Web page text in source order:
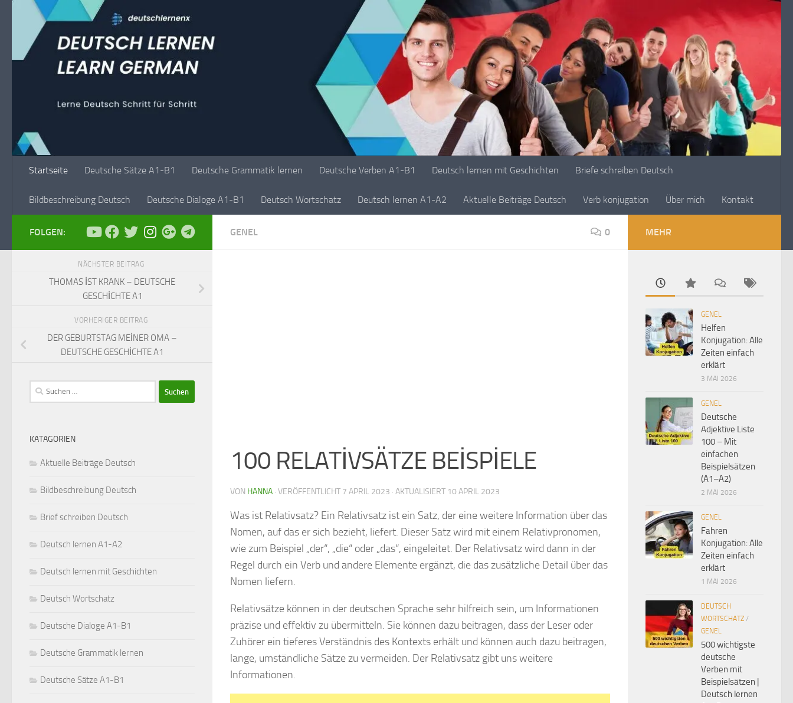
Unter dem Inhalt
Startseite Deutsche Sätze A1-B1 Deutsche Grammatik lernen Deutsche Verben A1-B1 Deutsch lernen mit Geschichten Briefe schreiben Deutsch
Bildbeschreibung Deutsch Deutsche Dialoge A1-B1 Deutsch Wortschatz Deutsch lernen A1-A2 Aktuelle Beiträge Deutsch Verb konjugation Über mich Kontakt
GENEL 0
100 RELATİVSÄTZE BEİSPİELE
VON HANNA · VERÖFFENTLICHT 7 APRIL 2023 · AKTUALISIERT 10 APRIL 2023
Was ist Relativsatz? Ein Relativsatz ist ein Satz, der eine weitere Information über das
Nomen, auf das er sich bezieht, liefert. Dieser Satz wird mit einem Relativpronomen,
wie zum Beispiel „der“, „die“ oder „das“, eingeleitet. Der Relativsatz wird dann in der
Regel durch ein Verb und andere Elemente ergänzt, die das zusätzliche Detail über das
Nomen liefern.
Relativsätze können in der deutschen Sprache sehr hilfreich sein, um Informationen
präzise und effektiv zu übermitteln. Sie können dazu beitragen, dass der Leser oder
Zuhörer ein tieferes Verständnis des Kontexts erhält und können auch dazu beitragen,
lange, umständliche Sätze zu vermeiden. Der Relativsatz gibt uns weitere
Informationen.
FOLGEN:
NÄCHSTER BEITRAG
THOMAS İST KRANK – DEUTSCHE
GESCHİCHTE A1
VORHERIGER BEITRAG
DER GEBURTSTAG MEİNER OMA –
DEUTSCHE GESCHİCHTE A1
Suchen
nach:
KATAGORIEN
Aktuelle Beiträge Deutsch
Bildbeschreibung Deutsch
Brief schreiben Deutsch
Deutsch lernen A1-A2
Deutsch lernen mit Geschichten
Deutsch Wortschatz
Deutsche Dialoge A1-B1
Deutsche Grammatik lernen
Deutsche Sätze A1-B1
MEHR
GENEL
Helfen
Konjugation: Alle
Zeiten einfach
erklärt
3 MAI 2026
GENEL
Deutsche
Adjektive Liste
100 – Mit
einfachen
Beispielsätzen
(A1–A2)
2 MAI 2026
GENEL
Fahren
Konjugation: Alle
Zeiten einfach
erklärt
1 MAI 2026
DEUTSCH
WORTSCHATZ /
GENEL
500 wichtigste
deutsche
Verben mit
Beispielsätzen |
Deutsch lernen